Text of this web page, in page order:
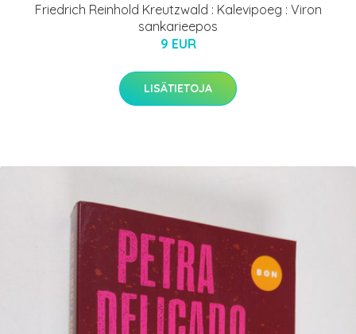
Friedrich Reinhold Kreutzwald : Kalevipoeg : Viron
sankarieepos
9 EUR
LISÄTIETOJA